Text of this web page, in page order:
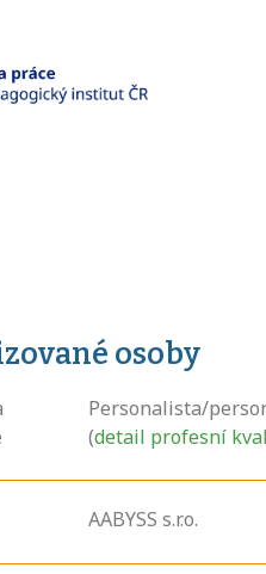
osoby
Personalista/
(detail profesní
AABYSS s.r.o.